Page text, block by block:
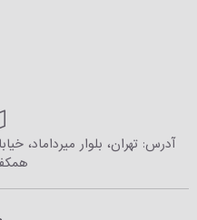
آدرس: تهران، بلوار میرداماد،